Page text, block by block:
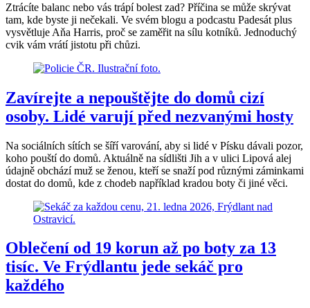
Ztrácíte balanc nebo vás trápí bolest zad? Příčina se může skrývat
tam, kde byste ji nečekali. Ve svém blogu a podcastu Padesát plus
vysvětluje Aňa Harris, proč se zaměřit na sílu kotníků. Jednoduchý
cvik vám vrátí jistotu při chůzi.
Zavírejte a nepouštějte do domů cizí
osoby. Lidé varují před nezvanými hosty
Na sociálních sítích se šíří varování, aby si lidé v Písku dávali pozor,
koho pouští do domů. Aktuálně na sídlišti Jih a v ulici Lipová alej
údajně obchází muž se ženou, kteří se snaží pod různými záminkami
dostat do domů, kde z chodeb například kradou boty či jiné věci.
Oblečení od 19 korun až po boty za 13
tisíc. Ve Frýdlantu jede sekáč pro
každého